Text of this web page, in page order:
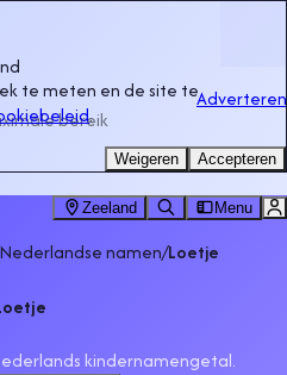
bereik
Adverteren
Zeeland Menu
Nederlandse namen/Loetje
kindernamengetal.
te meten en de site te
.
Weigeren Accepteren